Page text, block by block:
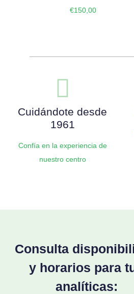
€150,00
Cuidándote desde
1961
Confía en la experiencia de
nuestro centro
Consulta
y horarios para
analíticas: